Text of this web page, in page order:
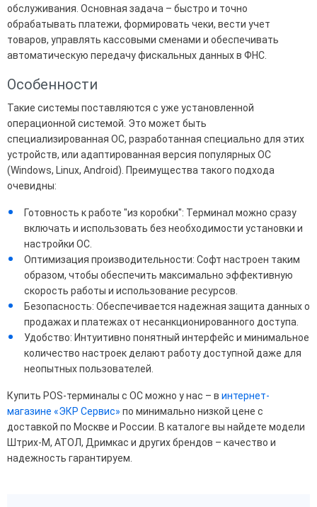
обслуживания. Основная задача – быстро и точно
обрабатывать платежи, формировать чеки, вести учет
товаров, управлять кассовыми сменами и обеспечивать
автоматическую передачу фискальных данных в ФНС.
Особенности
Такие системы поставляются с уже установленной
операционной системой. Это может быть
специализированная ОС, разработанная специально для этих
устройств, или адаптированная версия популярных ОС
(Windows, Linux, Android). Преимущества такого подхода
очевидны:
Готовность к работе "из коробки": Терминал можно сразу
включать и использовать без необходимости установки и
настройки ОС.
Оптимизация производительности: Софт настроен таким
образом, чтобы обеспечить максимально эффективную
скорость работы и использование ресурсов.
Безопасность: Обеспечивается надежная защита данных о
продажах и платежах от несанкционированного доступа.
Удобство: Интуитивно понятный интерфейс и минимальное
количество настроек делают работу доступной даже для
неопытных пользователей.
Купить POS-терминалы с ОС можно у нас – в интернет-
магазине «ЭКР Сервис» по минимально низкой цене с
доставкой по Москве и России. В каталоге вы найдете модели
Штрих-М, АТОЛ, Дримкас и других брендов – качество и
надежность гарантируем.